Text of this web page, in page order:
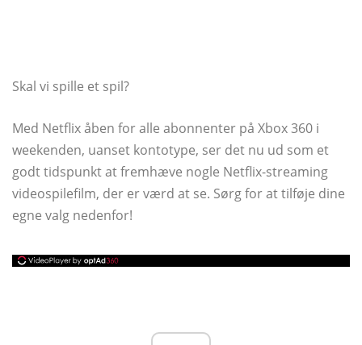
Skal vi spille et spil?
Med Netflix åben for alle abonnenter på Xbox 360 i
weekenden, uanset kontotype, ser det nu ud som et
godt tidspunkt at fremhæve nogle Netflix-streaming
videospilefilm, der er værd at se. Sørg for at tilføje dine
egne valg nedenfor!